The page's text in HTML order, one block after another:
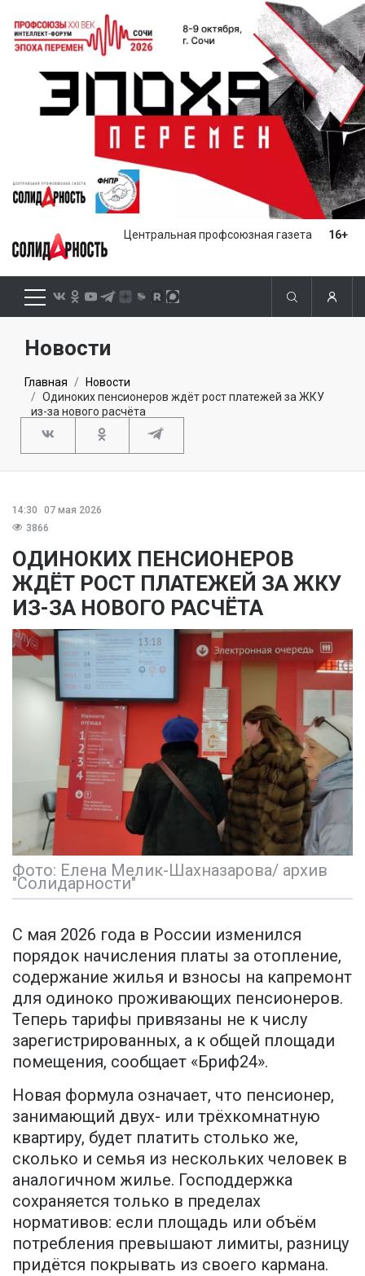
Центральная профсоюзная газета 16+
Новости
Главная
Новости
Одиноких пенсионеров ждёт рост платежей за ЖКУ
из-за нового расчёта
14:30
07 мая 2026
3866
ОДИНОКИХ ПЕНСИОНЕРОВ
ЖДЁТ РОСТ ПЛАТЕЖЕЙ ЗА ЖКУ
ИЗ-ЗА НОВОГО РАСЧЁТА
Фото: Елена Мелик-Шахназарова/ архив
"Солидарности"
С мая 2026 года в России изменился
порядок начисления платы за отопление,
содержание жилья и взносы на капремонт
для одиноко проживающих пенсионеров.
Теперь тарифы привязаны не к числу
зарегистрированных, а к общей площади
помещения, сообщает «Бриф24».
Новая формула означает, что пенсионер,
занимающий двух- или трёхкомнатную
квартиру, будет платить столько же,
сколько и семья из нескольких человек в
аналогичном жилье. Господдержка
сохраняется только в пределах
нормативов: если площадь или объём
потребления превышают лимиты, разницу
придётся покрывать из своего кармана.